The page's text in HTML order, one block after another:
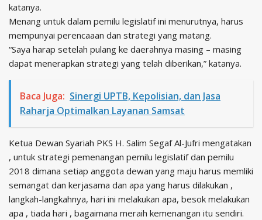
katanya.
Menang untuk dalam pemilu legislatif ini menurutnya, harus
mempunyai perencaaan dan strategi yang matang.
“Saya harap setelah pulang ke daerahnya masing – masing
dapat menerapkan strategi yang telah diberikan,” katanya.
Baca Juga: Sinergi UPTB, Kepolisian, dan Jasa
Raharja Optimalkan Layanan Samsat
Ketua Dewan Syariah PKS H. Salim Segaf Al-Jufri mengatakan
, untuk strategi pemenangan pemilu legislatif dan pemilu
2018 dimana setiap anggota dewan yang maju harus memliki
semangat dan kerjasama dan apa yang harus dilakukan ,
langkah-langkahnya, hari ini melakukan apa, besok melakukan
apa , tiada hari , bagaimana meraih kemenangan itu sendiri.